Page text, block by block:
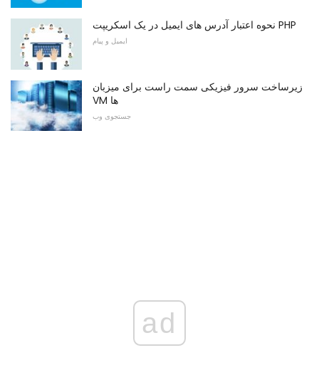
نحوه اعتبار آدرس های ایمیل در یک اسکریپت PHP
ایمیل و پیام
زیرساخت سرور فیزیکی سمت راست برای میزبان
VM ها
جستجوی وب
ad